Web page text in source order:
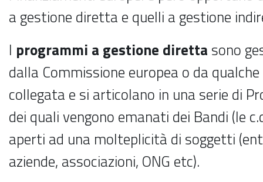
a gestione diretta e quelli a gestione
I programmi a gestione diretta sono
dalla Commissione europea o da
collegata e si articolano in una serie di
dei quali vengono emanati dei Bandi (le
aperti ad una molteplicità di soggetti
aziende, associazioni, ONG etc).